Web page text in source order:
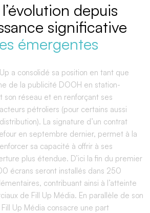
depuis
significative
émergentes
a consolidé sa position en tant que
de la publicité DOOH en station-
son réseau et en renforçant ses
pétroliers (pour certains aussi
La signature d’un contrat
en septembre dernier, permet à la
sa capacité à offrir à ses
plus étendue. D’ici la fin du premier
écrans seront installés dans 250
contribuant ainsi à l’atteinte
de Fill Up Média. En parallèle de son
Up Média consacre une part